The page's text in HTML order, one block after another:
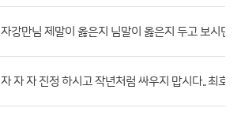
자강만님 제말이 옳은지 님말이 옳은지 두고 보시면
자 자 자 진정 하시고 작년처럼 싸우지 맙시다.. 최호